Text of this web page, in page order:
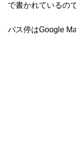
で書かれているの
バス停はGoogle